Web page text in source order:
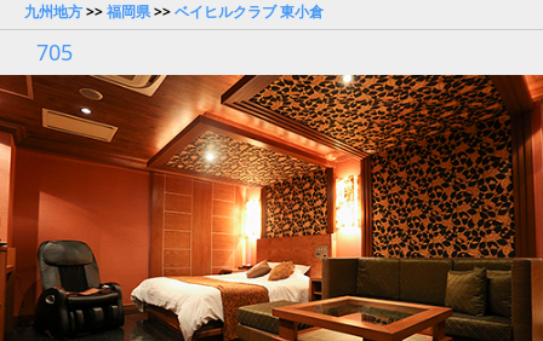
九州地方>>福岡県>>ベイヒルクラブ 東小倉
705